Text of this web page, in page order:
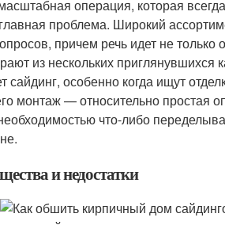
операция, которая
проблема. Широкий
причем речь идет не только
из нескольких приглянувшихся
сайдинг, особенно когда ищут
монтаж — относительно простая
что-либо
и недостатки